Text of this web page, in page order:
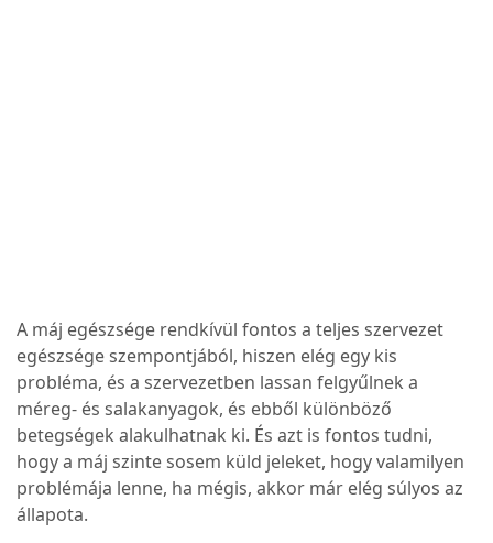
A máj egészsége rendkívül fontos a teljes szervezet
egészsége szempontjából, hiszen elég egy kis
probléma, és a szervezetben lassan felgyűlnek a
méreg- és salakanyagok, és ebből különböző
betegségek alakulhatnak ki. És azt is fontos tudni,
hogy a máj szinte sosem küld jeleket, hogy valamilyen
problémája lenne, ha mégis, akkor már elég súlyos az
állapota.